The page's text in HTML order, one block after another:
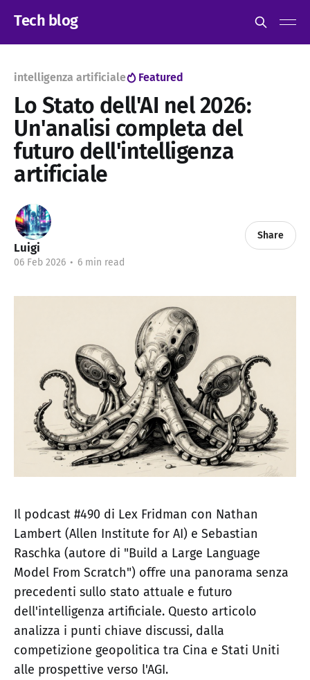
Tech blog
intelligenza artificiale Featured
Lo Stato dell'AI nel 2026:
Un'analisi completa del
futuro dell'intelligenza
artificiale
Luigi
06 Feb 2026 • 6 min read
Share
Il podcast #490 di Lex Fridman con Nathan
Lambert (Allen Institute for AI) e Sebastian
Raschka (autore di "Build a Large Language
Model From Scratch") offre una panorama senza
precedenti sullo stato attuale e futuro
dell'intelligenza artificiale. Questo articolo
analizza i punti chiave discussi, dalla
competizione geopolitica tra Cina e Stati Uniti
alle prospettive verso l'AGI.